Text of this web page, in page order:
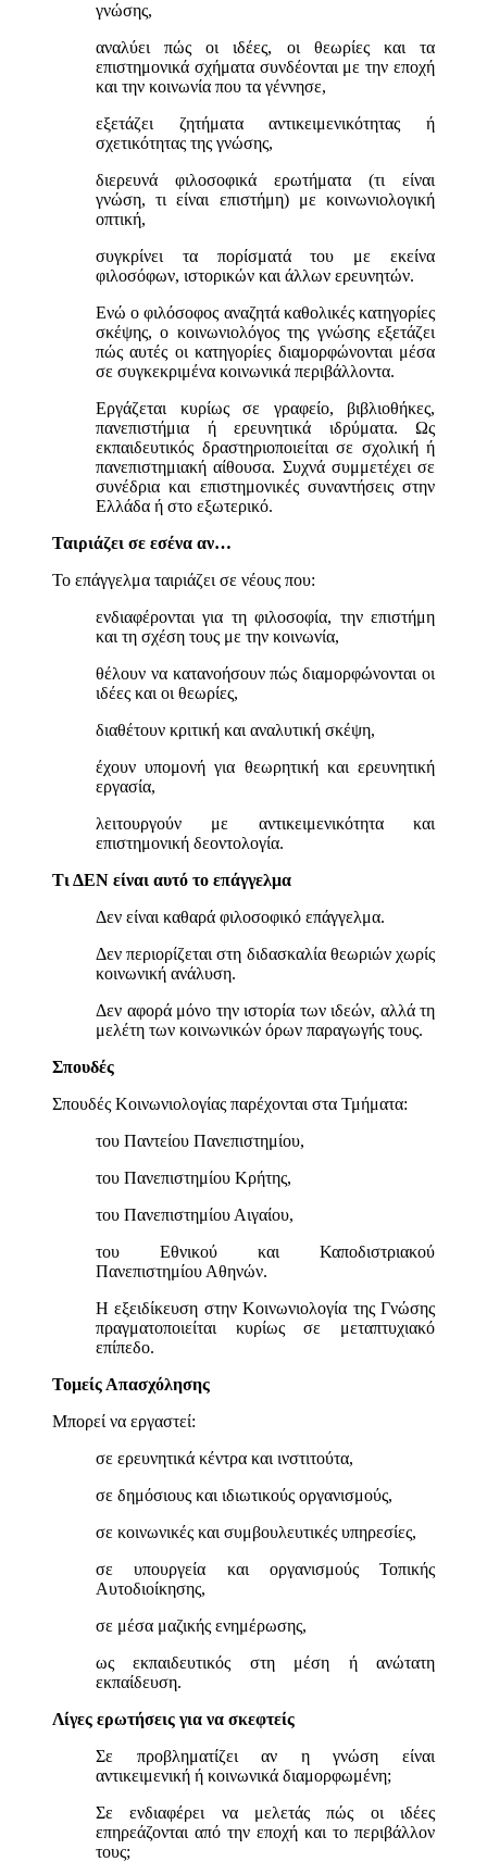
γνώσης,
αναλύει πώς οι ιδέες, οι θεωρίες και τα
επιστημονικά σχήματα συνδέονται με την εποχή
και την κοινωνία που τα γέννησε,
εξετάζει ζητήματα αντικειμενικότητας ή
σχετικότητας της γνώσης,
διερευνά φιλοσοφικά ερωτήματα (τι είναι
γνώση, τι είναι επιστήμη) με κοινωνιολογική
οπτική,
συγκρίνει τα πορίσματά του με εκείνα
φιλοσόφων, ιστορικών και άλλων ερευνητών.
Ενώ ο φιλόσοφος αναζητά καθολικές κατηγορίες
σκέψης, ο κοινωνιολόγος της γνώσης εξετάζει
πώς αυτές οι κατηγορίες διαμορφώνονται μέσα
σε συγκεκριμένα κοινωνικά περιβάλλοντα.
Εργάζεται κυρίως σε γραφείο, βιβλιοθήκες,
πανεπιστήμια ή ερευνητικά ιδρύματα. Ως
εκπαιδευτικός δραστηριοποιείται σε σχολική ή
πανεπιστημιακή αίθουσα. Συχνά συμμετέχει σε
συνέδρια και επιστημονικές συναντήσεις στην
Ελλάδα ή στο εξωτερικό.
Ταιριάζει σε εσένα αν…
Το επάγγελμα ταιριάζει σε νέους που:
ενδιαφέρονται για τη φιλοσοφία, την επιστήμη
και τη σχέση τους με την κοινωνία,
θέλουν να κατανοήσουν πώς διαμορφώνονται οι
ιδέες και οι θεωρίες,
διαθέτουν κριτική και αναλυτική σκέψη,
έχουν υπομονή για θεωρητική και ερευνητική
εργασία,
λειτουργούν με αντικειμενικότητα και
επιστημονική δεοντολογία.
Τι ΔΕΝ είναι αυτό το επάγγελμα
Δεν είναι καθαρά φιλοσοφικό επάγγελμα.
Δεν περιορίζεται στη διδασκαλία θεωριών χωρίς
κοινωνική ανάλυση.
Δεν αφορά μόνο την ιστορία των ιδεών, αλλά τη
μελέτη των κοινωνικών όρων παραγωγής τους.
Σπουδές
Σπουδές Κοινωνιολογίας παρέχονται στα Τμήματα:
του Παντείου Πανεπιστημίου,
του Πανεπιστημίου Κρήτης,
του Πανεπιστημίου Αιγαίου,
του Εθνικού και Καποδιστριακού
Πανεπιστημίου Αθηνών.
Η εξειδίκευση στην Κοινωνιολογία της Γνώσης
πραγματοποιείται κυρίως σε μεταπτυχιακό
επίπεδο.
Τομείς Απασχόλησης
Μπορεί να εργαστεί:
σε ερευνητικά κέντρα και ινστιτούτα,
σε δημόσιους και ιδιωτικούς οργανισμούς,
σε κοινωνικές και συμβουλευτικές υπηρεσίες,
σε υπουργεία και οργανισμούς Τοπικής
Αυτοδιοίκησης,
σε μέσα μαζικής ενημέρωσης,
ως εκπαιδευτικός στη μέση ή ανώτατη
εκπαίδευση.
Λίγες ερωτήσεις για να σκεφτείς
Σε προβληματίζει αν η γνώση είναι
αντικειμενική ή κοινωνικά διαμορφωμένη;
Σε ενδιαφέρει να μελετάς πώς οι ιδέες
επηρεάζονται από την εποχή και το περιβάλλον
τους;